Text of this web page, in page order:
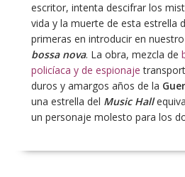
escritor, intenta descifrar los
vida y la muerte de esta estrella
primeras en introducir en
bossa nova. La obra, mezcla de
policíaca y de espionaje
duros y amargos años de la
una estrella del Music Hall
un personaje molesto para los